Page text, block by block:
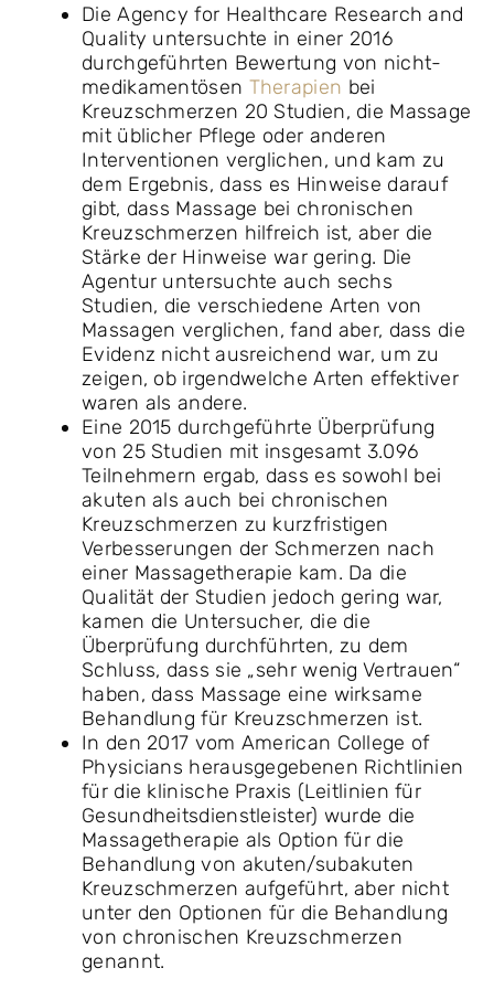
Die Agency for Healthcare Research and
Quality untersuchte in einer 2016
durchgeführten Bewertung von nicht-
medikamentösen Therapien bei
Kreuzschmerzen 20 Studien, die Massage
mit üblicher Pflege oder anderen
Interventionen verglichen, und kam zu
dem Ergebnis, dass es Hinweise darauf
gibt, dass Massage bei chronischen
Kreuzschmerzen hilfreich ist, aber die
Stärke der Hinweise war gering. Die
Agentur untersuchte auch sechs
Studien, die verschiedene Arten von
Massagen verglichen, fand aber, dass die
Evidenz nicht ausreichend war, um zu
zeigen, ob irgendwelche Arten effektiver
waren als andere.
Eine 2015 durchgeführte Überprüfung
von 25 Studien mit insgesamt 3.096
Teilnehmern ergab, dass es sowohl bei
akuten als auch bei chronischen
Kreuzschmerzen zu kurzfristigen
Verbesserungen der Schmerzen nach
einer Massagetherapie kam. Da die
Qualität der Studien jedoch gering war,
kamen die Untersucher, die die
Überprüfung durchführten, zu dem
Schluss, dass sie „sehr wenig Vertrauen“
haben, dass Massage eine wirksame
Behandlung für Kreuzschmerzen ist.
In den 2017 vom American College of
Physicians herausgegebenen Richtlinien
für die klinische Praxis (Leitlinien für
Gesundheitsdienstleister) wurde die
Massagetherapie als Option für die
Behandlung von akuten/subakuten
Kreuzschmerzen aufgeführt, aber nicht
unter den Optionen für die Behandlung
von chronischen Kreuzschmerzen
genannt.